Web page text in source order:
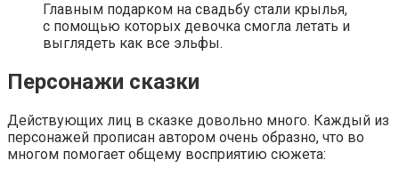
Главным подарком на свадьбу стали крылья,
с помощью которых девочка смогла летать и
выглядеть как все эльфы.
Персонажи сказки
Действующих лиц в сказке довольно много. Каждый из
персонажей прописан автором очень образно, что во
многом помогает общему восприятию сюжета: